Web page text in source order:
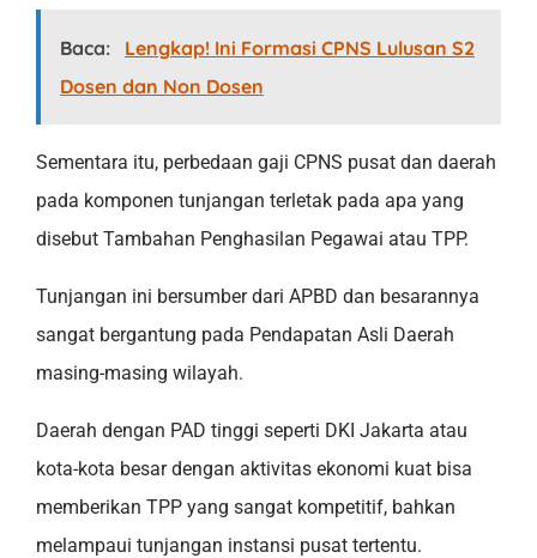
Baca:
Lengkap! Ini Formasi CPNS Lulusan S2
Dosen dan Non Dosen
Sementara itu, perbedaan gaji CPNS pusat dan daerah
pada komponen tunjangan terletak pada apa yang
disebut Tambahan Penghasilan Pegawai atau TPP.
Tunjangan ini bersumber dari APBD dan besarannya
sangat bergantung pada Pendapatan Asli Daerah
masing-masing wilayah.
Daerah dengan PAD tinggi seperti DKI Jakarta atau
kota-kota besar dengan aktivitas ekonomi kuat bisa
memberikan TPP yang sangat kompetitif, bahkan
melampaui tunjangan instansi pusat tertentu.